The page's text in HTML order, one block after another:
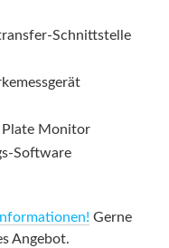
Schnittstelle
Plate Monitor
Software
Gerne
Angebot.